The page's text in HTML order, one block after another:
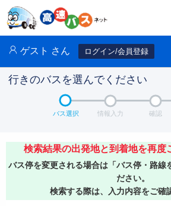
ゲスト さん ログイン/会員登録
行きのバスを選んでください
バス選択 情報入力 確認
検索結果の出発地と到着地を再度
バス停を変更される場合は「バス停・路線
ださい。
検索する際は、入力内容をご確